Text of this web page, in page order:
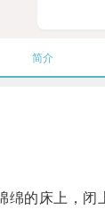
简介
的床上，闭